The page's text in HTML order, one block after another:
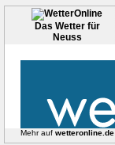
Das Wetter für
Neuss
Mehr auf wetteronline.de